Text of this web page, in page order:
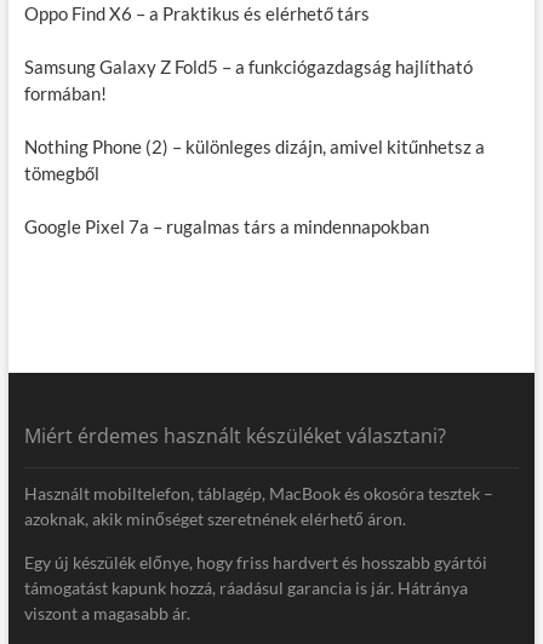
Oppo Find X6 – a Praktikus és elérhető társ
Samsung Galaxy Z Fold5 – a funkciógazdagság hajlítható
formában!
Nothing Phone (2) – különleges dizájn, amivel kitűnhetsz a
tömegből
Google Pixel 7a – rugalmas társ a mindennapokban
Miért érdemes használt készüléket választani?
Használt mobiltelefon, táblagép, MacBook és okosóra tesztek –
azoknak, akik minőséget szeretnének elérhető áron.
Egy új készülék előnye, hogy friss hardvert és hosszabb gyártói
támogatást kapunk hozzá, ráadásul garancia is jár. Hátránya
viszont a magasabb ár.